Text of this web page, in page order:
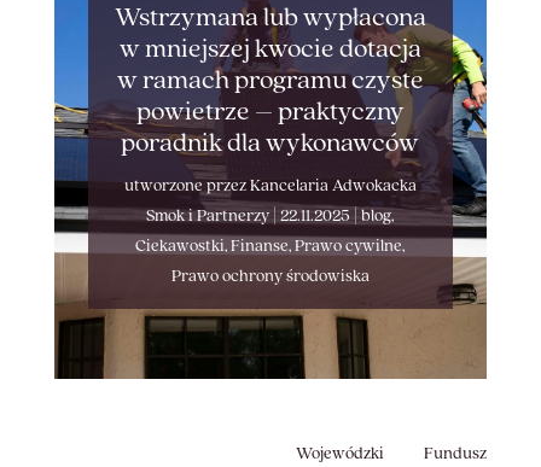
Wstrzymana lub wypłacona
w mniejszej kwocie dotacja
w ramach programu czyste
powietrze – praktyczny
poradnik dla wykonawców
utworzone przezKancelaria Adwokacka
Smok i Partnerzy |22.11.2025 |blog,
Ciekawostki,Finanse,Prawo cywilne,
Prawo ochrony środowiska
Wojewódzki Fundusz